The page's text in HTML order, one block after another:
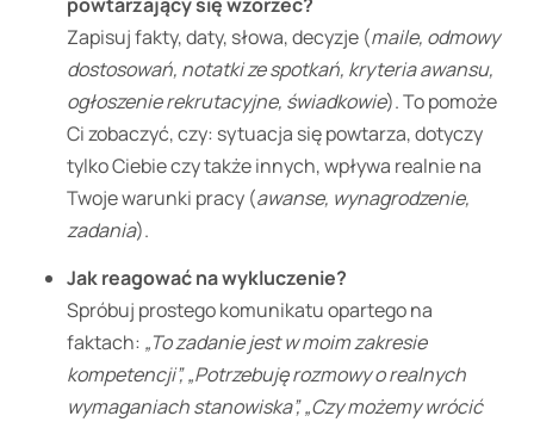
Zapisuj fakty, daty, słowa, decyzje (maile, odmowy
dostosowań, notatki ze spotkań, kryteria awansu,
ogłoszenie rekrutacyjne, świadkowie). To pomoże
Ci zobaczyć, czy: sytuacja się powtarza, dotyczy
tylko Ciebie czy także innych, wpływa realnie na
Twoje warunki pracy (awanse, wynagrodzenie,
zadania).
Jak reagować na wykluczenie?
Spróbuj prostego komunikatu opartego na
faktach: „To zadanie jest w moim zakresie
kompetencji”, „Potrzebuję rozmowy o realnych
wymaganiach stanowiska”, „Czy możemy wrócić